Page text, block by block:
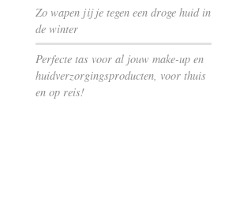
Zo wapen jij je tegen een droge huid in
de winter
Perfecte tas voor al jouw make-up en
huidverzorgingsproducten, voor thuis
en op reis!